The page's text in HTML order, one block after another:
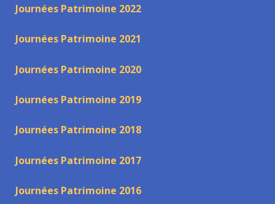
Journées Patrimoine 2022
Journées Patrimoine 2021
Journées Patrimoine 2020
Journées Patrimoine 2019
Journées Patrimoine 2018
Journées Patrimoine 2017
Journées Patrimoine 2016